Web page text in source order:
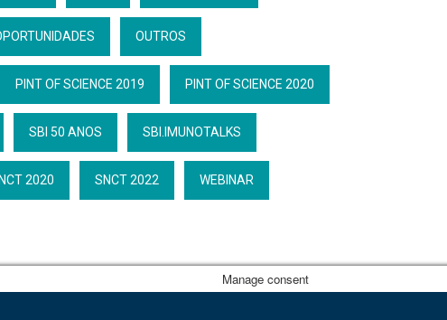
OUTROS
PINT OF SCIENCE 2019 PINT OF SCIENCE 2020
SBI 50 ANOS SBI.IMUNOTALKS
2020 SNCT 2022 WEBINAR
Manage consent